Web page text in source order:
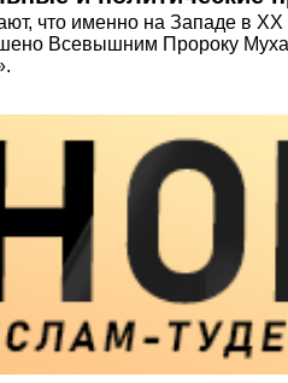
что именно на Западе в
Всевышним Пророку